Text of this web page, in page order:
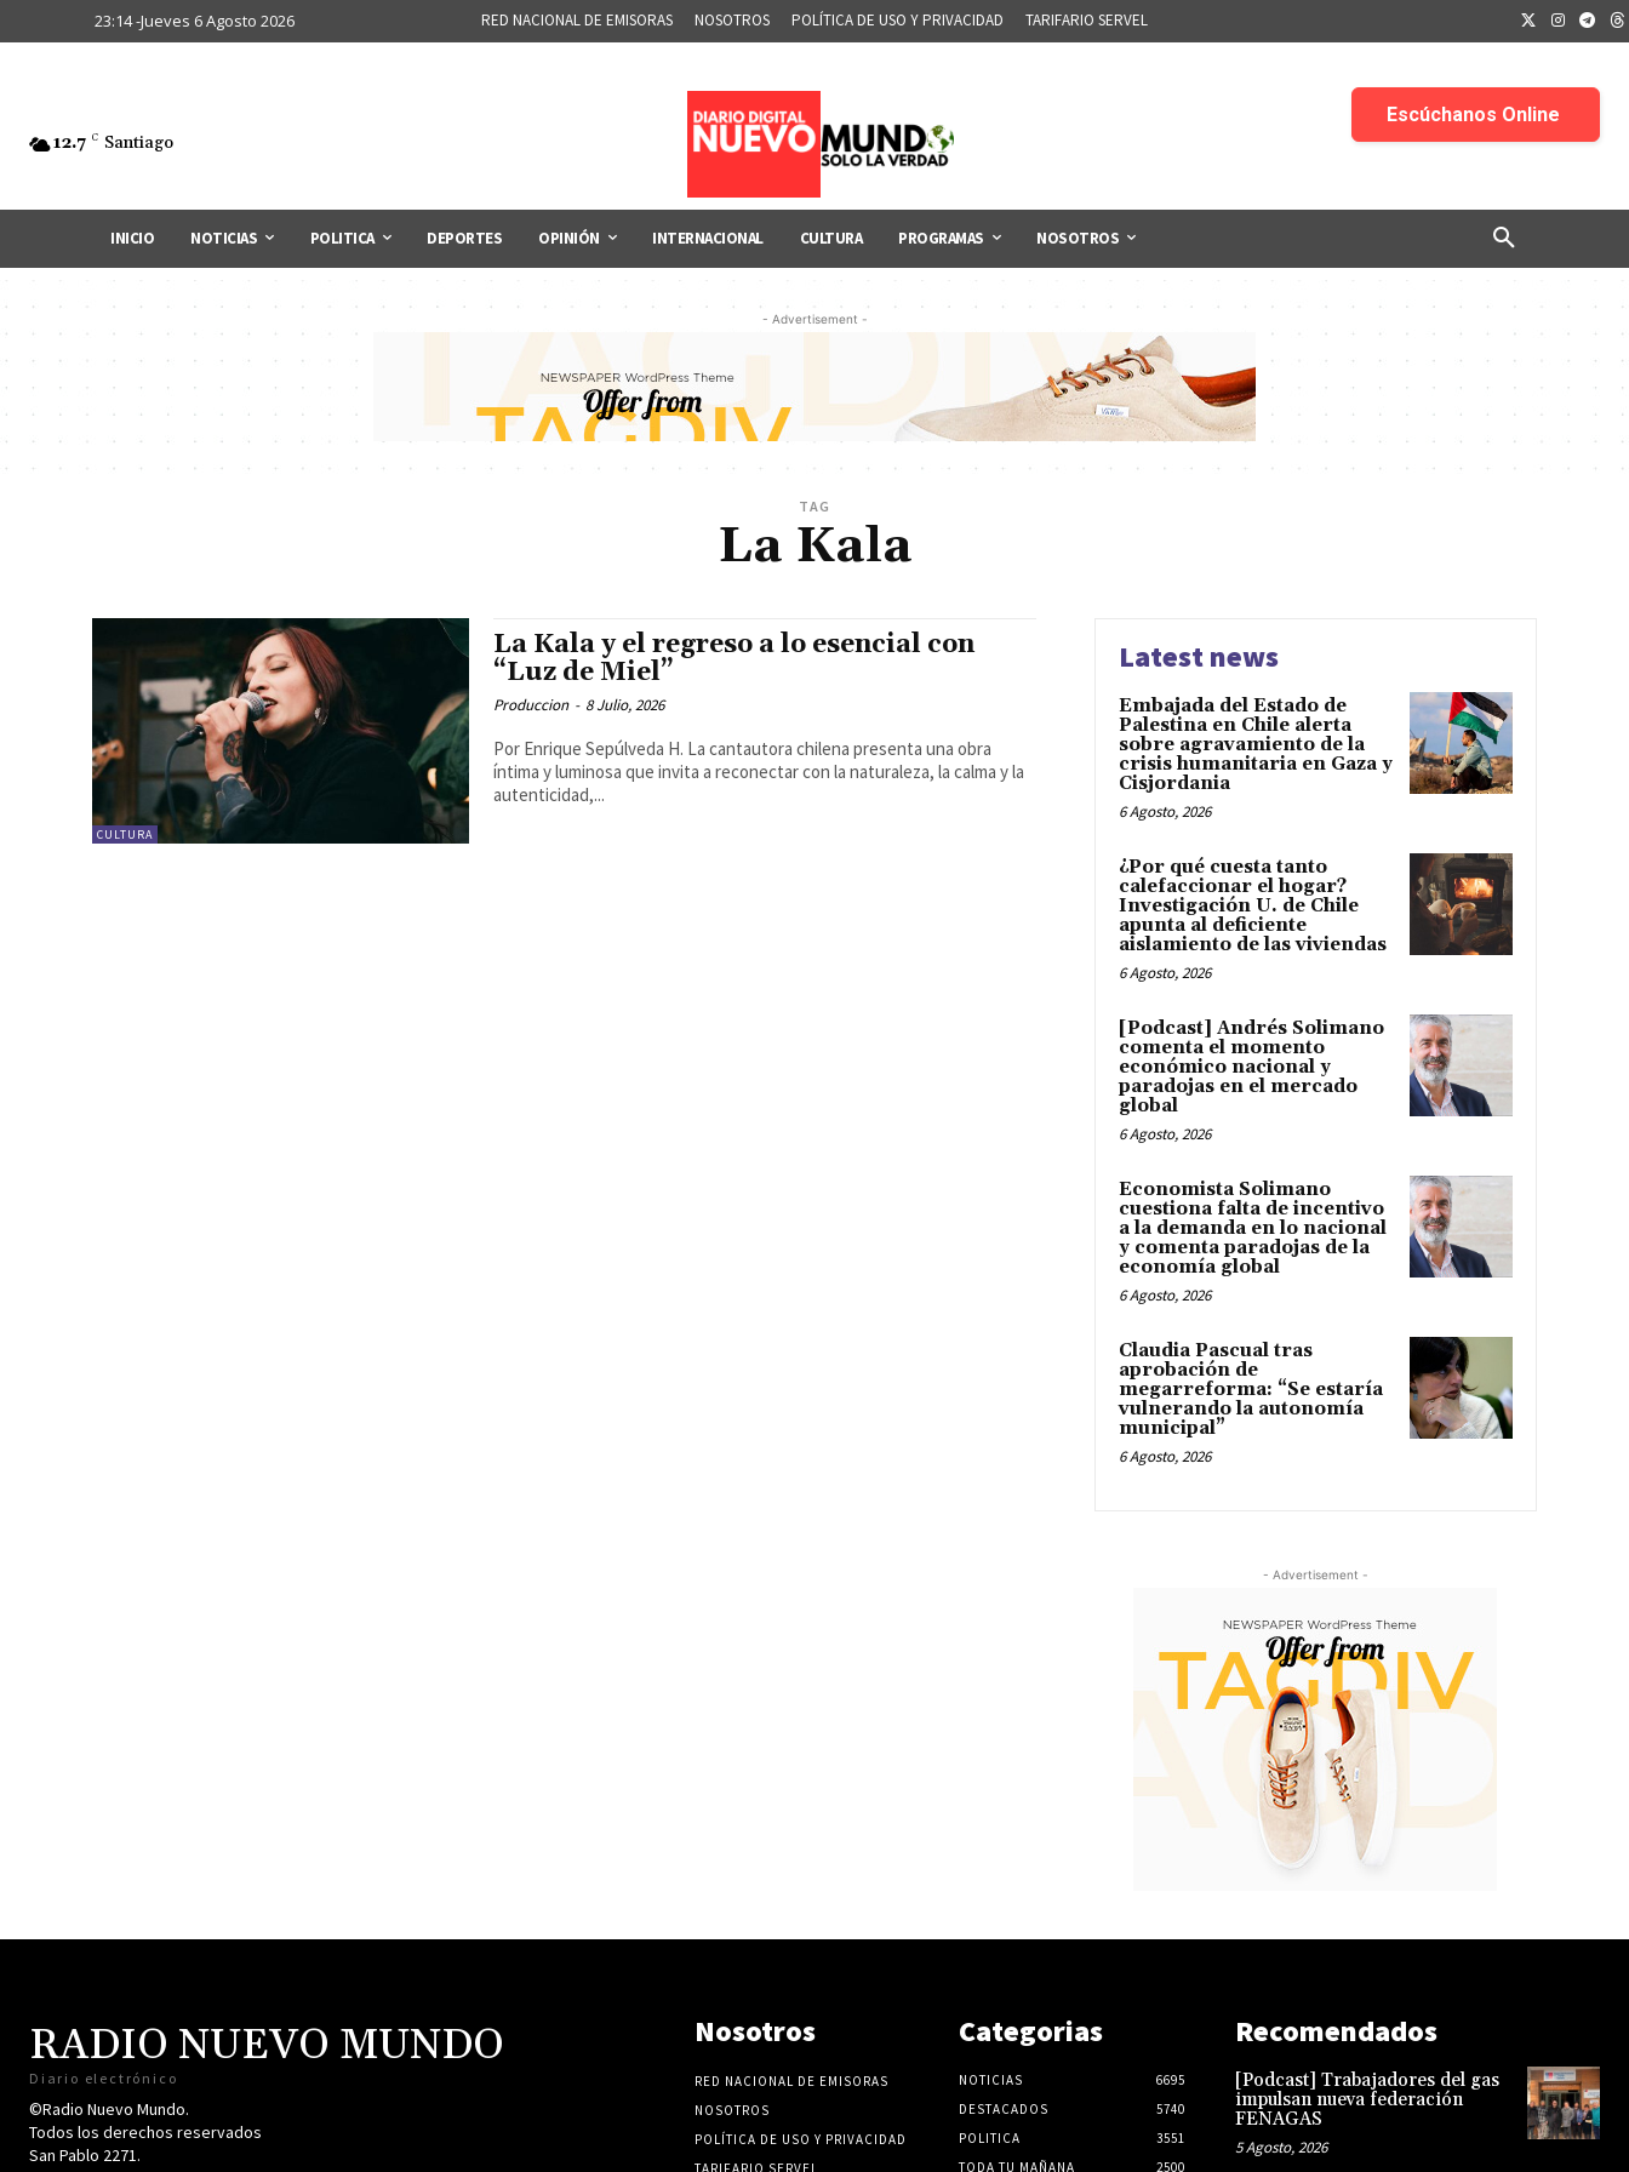
23:14 -Jueves 6 Agosto 2026 RED NACIONAL DE EMISORAS NOSOTROS POLÍTICA DE USO Y PRIVACIDAD TARIFARIO SERVEL
12.7 C Santiago
INICIO NOTICIAS POLITICA DEPORTES OPINIÓN INTERNACIONAL CULTURA PROGRAMAS NOSOTROS
- Advertisement -
TAG
La Kala
CULTURA
La Kala y el regreso a lo esencial con
“Luz de Miel”
Produccion - 8 Julio, 2026
Por Enrique Sepúlveda H. La cantautora chilena presenta una obra
íntima y luminosa que invita a reconectar con la naturaleza, la calma y la
autenticidad,...
Latest news
Embajada del Estado de
Palestina en Chile alerta
sobre agravamiento de la
crisis humanitaria en Gaza y
Cisjordania
6 Agosto, 2026
¿Por qué cuesta tanto
calefaccionar el hogar?
Investigación U. de Chile
apunta al deficiente
aislamiento de las viviendas
6 Agosto, 2026
[Podcast] Andrés Solimano
comenta el momento
económico nacional y
paradojas en el mercado
global
6 Agosto, 2026
Economista Solimano
cuestiona falta de incentivo
a la demanda en lo nacional
y comenta paradojas de la
economía global
6 Agosto, 2026
Claudia Pascual tras
aprobación de
megarreforma: “Se estaría
vulnerando la autonomía
municipal”
6 Agosto, 2026
- Advertisement -
RADIO NUEVO MUNDO
Diario electrónico
©Radio Nuevo Mundo.
Todos los derechos reservados
San Pablo 2271.
Nosotros
RED NACIONAL DE EMISORAS
NOSOTROS
POLÍTICA DE USO Y PRIVACIDAD
TARIFARIO SERVEL
Categorias
NOTICIAS
6695
DESTACADOS
5740
POLITICA
3551
TODA TU MAÑANA
2500
Recomendados
[Podcast] Trabajadores del gas
impulsan nueva federación
FENAGAS
5 Agosto, 2026